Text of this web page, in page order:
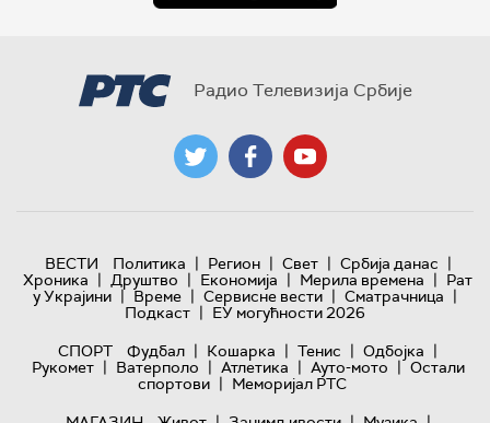
Радио Телевизија Србије
ВЕСТИ Политика | Регион | Свет | Србија данас |
Хроника | Друштво | Економија | Мерила времена | Рат
у Украјини | Време | Сервисне вести | Сматрачница |
Подкаст | ЕУ могућности 2026
СПОРТ
Фудбал | Кошарка | Тенис | Одбојка |
Рукомет | Ватерполо | Атлетика | Ауто-мото | Остали
спортови | Меморијал РТС